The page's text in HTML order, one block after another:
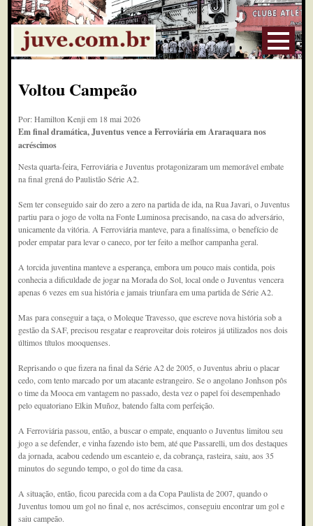
Voltou Campeão
Por: Hamilton Kenji em 18 mai 2026
Em final dramática, Juventus vence a Ferroviária em Araraquara nos
acréscimos
Nesta quarta-feira, Ferroviária e Juventus protagonizaram um memorável embate
na final grená do Paulistão Série A2.
Sem ter conseguido sair do zero a zero na partida de ida, na Rua Javari, o Juventus
partiu para o jogo de volta na Fonte Luminosa precisando, na casa do adversário,
unicamente da vitória. A Ferroviária manteve, para a finalíssima, o benefício de
poder empatar para levar o caneco, por ter feito a melhor campanha geral.
A torcida juventina manteve a esperança, embora um pouco mais contida, pois
conhecia a dificuldade de jogar na Morada do Sol, local onde o Juventus vencera
apenas 6 vezes em sua história e jamais triunfara em uma partida de Série A2.
Mas para conseguir a taça, o Moleque Travesso, que escreve nova história sob a
gestão da SAF, precisou resgatar e reaproveitar dois roteiros já utilizados nos dois
últimos títulos mooquenses.
Reprisando o que fizera na final da Série A2 de 2005, o Juventus abriu o placar
cedo, com tento marcado por um atacante estrangeiro. Se o angolano Jonhson pôs
o time da Mooca em vantagem no passado, desta vez o papel foi desempenhado
pelo equatoriano Elkin Muñoz, batendo falta com perfeição.
A Ferroviária passou, então, a buscar o empate, enquanto o Juventus limitou seu
jogo a se defender, e vinha fazendo isto bem, até que Passarelli, um dos destaques
da jornada, acabou cedendo um escanteio e, da cobrança, rasteira, saiu, aos 35
minutos do segundo tempo, o gol do time da casa.
A situação, então, ficou parecida com a da Copa Paulista de 2007, quando o
Juventus tomou um gol no final e, nos acréscimos, conseguiu encontrar um gol e
saiu campeão.